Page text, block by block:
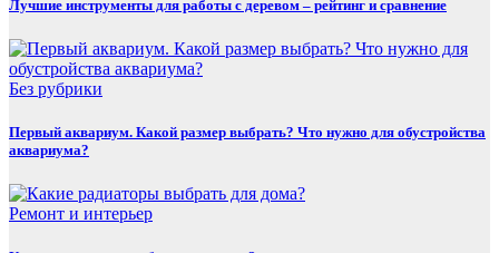
Лучшие инструменты для работы с деревом – рейтинг и сравнение
Без рубрики
Первый аквариум. Какой размер выбрать? Что нужно для обустройства
аквариума?
Ремонт и интерьер